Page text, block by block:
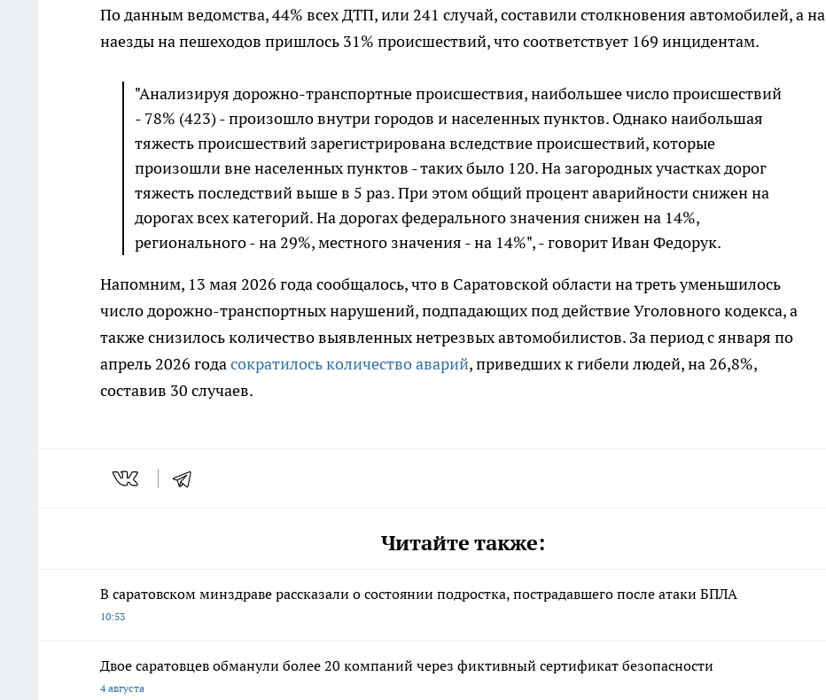
По данным ведомства, 44% всех ДТП, или 241 случай, составили столкновения автомобилей, а на
наезды на пешеходов пришлось 31% происшествий, что соответствует 169 инцидентам.
"Анализируя дорожно-транспортные происшествия, наибольшее число происшествий
- 78% (423) - произошло внутри городов и населенных пунктов. Однако наибольшая
тяжесть происшествий зарегистрирована вследствие происшествий, которые
произошли вне населенных пунктов - таких было 120. На загородных участках дорог
тяжесть последствий выше в 5 раз. При этом общий процент аварийности снижен на
дорогах всех категорий. На дорогах федерального значения снижен на 14%,
регионального - на 29%, местного значения - на 14%", - говорит Иван Федорук.
Напомним, 13 мая 2026 года сообщалось, что в Саратовской области на треть уменьшилось
число дорожно-транспортных нарушений, подпадающих под действие Уголовного кодекса, а
также снизилось количество выявленных нетрезвых автомобилистов. За период с января по
апрель 2026 годасократилось количество аварий, приведших к гибели людей, на 26,8%,
составив 30 случаев.
Читайте также:
В саратовском минздраве рассказали о состоянии подростка, пострадавшего после атаки БПЛА
10:53
Двое саратовцев обманули более 20 компаний через фиктивный сертификат безопасности
4 августа